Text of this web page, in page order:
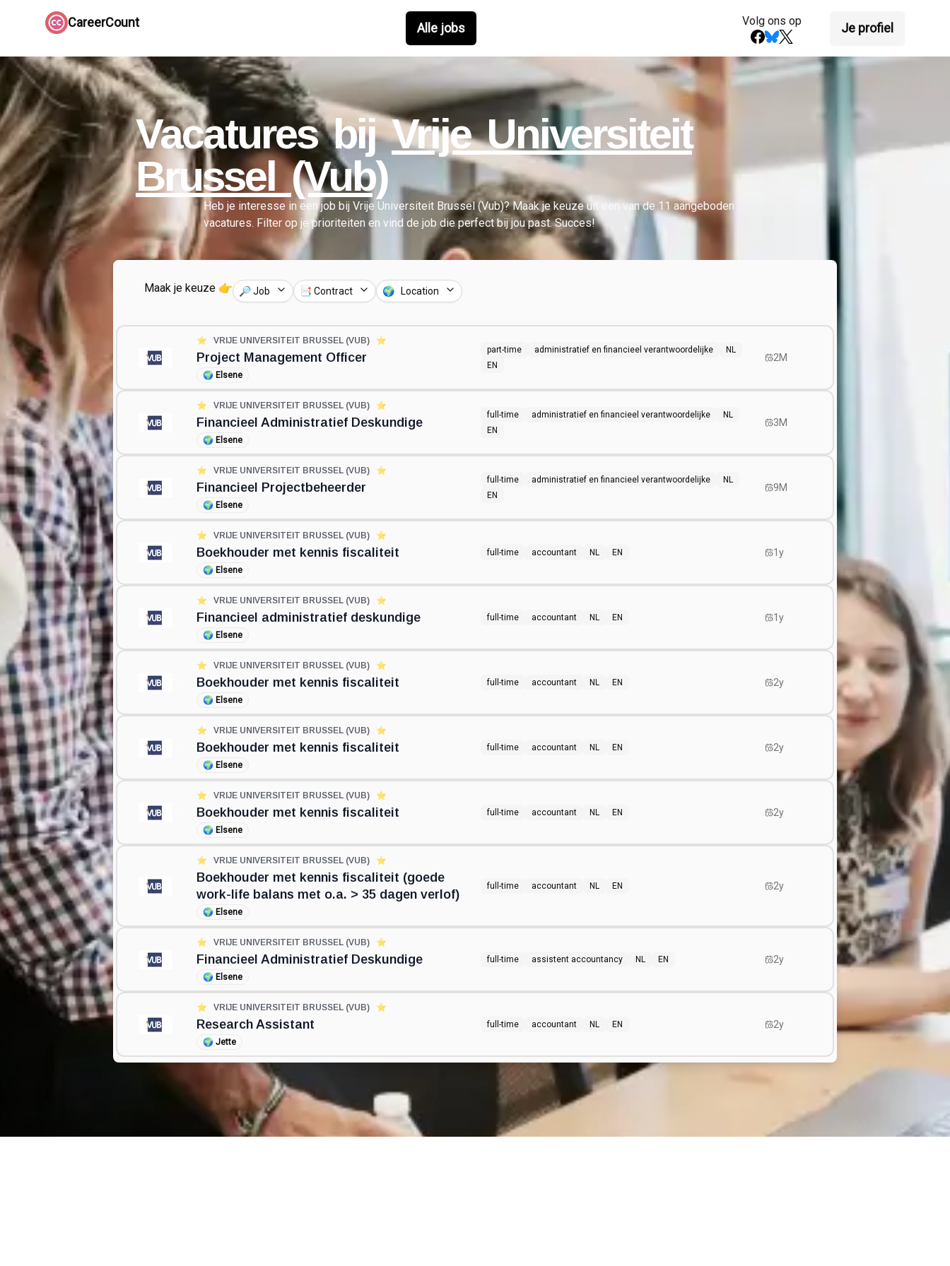
CareerCount Alle jobs Volg ons op Je profiel
Vacatures bij Vrije Universiteit
Brussel (Vub)
Heb je interesse in een job bij Vrije Universiteit Brussel (Vub)? Maak je keuze uit een van de 11 aangeboden
vacatures. Filter op je prioriteiten en vind de job die perfect bij jou past. Succes!
Maak je keuze 👉 🔎 Job 📑 Contract 🌍 Location
⭐️VRIJE UNIVERSITEIT BRUSSEL (VUB) ⭐️
Project Management Officer
🌍 Elsene
part-time administratief en financieel verantwoordelijke
NL
EN
2M
⭐️VRIJE UNIVERSITEIT BRUSSEL (VUB) ⭐️
Financieel Administratief Deskundige
🌍 Elsene
full-time administratief en financieel verantwoordelijke
NL
EN
3M
⭐️VRIJE UNIVERSITEIT BRUSSEL (VUB) ⭐️
Financieel Projectbeheerder
🌍 Elsene
full-time administratief en financieel verantwoordelijke
NL
EN
9M
⭐️VRIJE UNIVERSITEIT BRUSSEL (VUB) ⭐️
Boekhouder met kennis fiscaliteit
🌍 Elsene
full-time accountant NL EN 1y
⭐️VRIJE UNIVERSITEIT BRUSSEL (VUB) ⭐️
Financieel administratief deskundige
🌍 Elsene
full-time accountant NL EN 1y
⭐️VRIJE UNIVERSITEIT BRUSSEL (VUB) ⭐️
Boekhouder met kennis fiscaliteit
🌍 Elsene
full-time accountant NL EN 2y
⭐️VRIJE UNIVERSITEIT BRUSSEL (VUB) ⭐️
Boekhouder met kennis fiscaliteit
🌍 Elsene
full-time accountant NL EN 2y
⭐️VRIJE UNIVERSITEIT BRUSSEL (VUB) ⭐️
Boekhouder met kennis fiscaliteit
🌍 Elsene
full-time accountant NL EN 2y
⭐️VRIJE UNIVERSITEIT BRUSSEL (VUB) ⭐️
Boekhouder met kennis fiscaliteit (goede
work-life balans met o.a. > 35 dagen verlof)
🌍 Elsene
full-time accountant NL EN 2y
⭐️VRIJE UNIVERSITEIT BRUSSEL (VUB) ⭐️
Financieel Administratief Deskundige
🌍 Elsene
full-time assistent accountancy NL EN 2y
⭐️VRIJE UNIVERSITEIT BRUSSEL (VUB) ⭐️
Research Assistant
🌍 Jette
full-time accountant NL EN 2y